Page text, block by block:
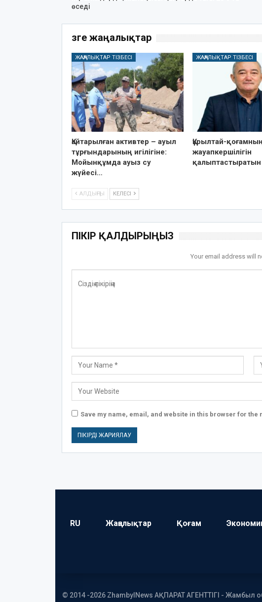
өседі
Өзге жаңалықтар
ЖАҢАЛЫҚТАР ТІЗБЕСІ
Қайтарылған активтер – ауыл
тұрғындарының игілігіне:
Мойынқұмда ауыз су
жүйесі…
ЖАҢАЛЫҚТАР ТІЗБЕСІ
Құрылтай-
жауапкершілігін
қалыптастыратын
АЛДЫҢҒЫ КЕЛЕСІ
ПІКІР ҚАЛДЫРЫҢЫЗ
Your email address will
Save my name, email, and website in this browser for the
RU Жаңалықтар Қоғам
© 2014 -2026 ZhambylNews АҚПАРАТ АГЕНТТІГІ -